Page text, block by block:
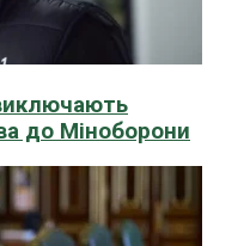
до Міноборони